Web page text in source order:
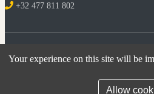
+32 477 811 802
Your experience on this site will be
Allow